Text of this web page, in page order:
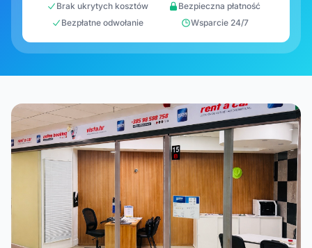
Brak ukrytych kosztów
Bezpieczna płatność
Bezpłatne odwołanie
Wsparcie 24/7